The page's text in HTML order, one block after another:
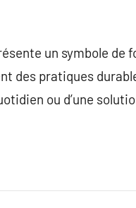
un symbole
des pratiques
ou d’une